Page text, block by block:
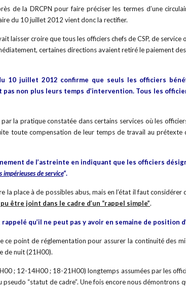
de la DRCPN pour faire préciser les termes d’une
du 10 juillet 2012 vient donc la rectifier.
laisser croire que tous les officiers chefs de CSP, de
certaines directions avaient retiré le paiement
10 juillet 2012 confirme que seuls les officiers
non plus leurs temps d’intervention. Tous les
la pratique constatée dans certains services où les
toute compensation de leur temps de travail au prétexte
de l’astreinte en indiquant que les officiers
impérieuses de service“.
place à de possibles abus, mais en l’état il faut
être joint dans le cadre d’un “rappel simple”.
qu’il ne peut pas y avoir en semaine de position
ce point de réglementation pour assurer la continuité des
de nuit (21H00).
; 12-14H00 ; 18-21H00) longtemps assumées par les
pseudo “statut de cadre”. Une fois encore nous